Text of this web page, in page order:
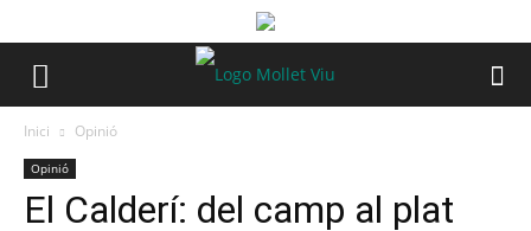
Inici Opinió
Opinió
El Calderí: del camp al plat